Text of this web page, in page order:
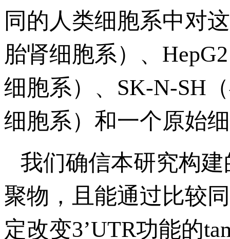
同的人类细胞系中对
胎肾细胞系）、
细胞系）、SK-N-SH
细胞系）和一个原始
我们确信本研究构
聚物，且能通过比较
定改变3’UTR功能的